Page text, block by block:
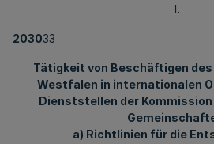
I.
203033
Tätigkeit von Beschäftigen
Westfalen in internationalen
Dienststellen der
a) Richtlinien für die